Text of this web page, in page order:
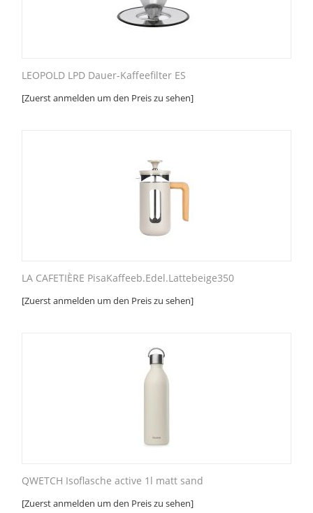
LEOPOLD LPD Dauer-Kaffeefilter ES
[Zuerst anmelden um den Preis zu sehen]
LA CAFETIÈRE PisaKaffeeb.Edel.Lattebeige350
[Zuerst anmelden um den Preis zu sehen]
QWETCH Isoflasche active 1l matt sand
[Zuerst anmelden um den Preis zu sehen]